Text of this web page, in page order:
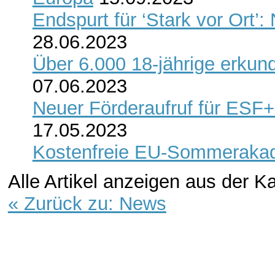
Endspurt für ‘Stark vor
28.06.2023
Über 6.000 18-jährige
07.06.2023
Neuer Förderaufruf für
17.05.2023
Kostenfreie EU-
Alle Artikel anzeigen aus der
« Zurück zu: News